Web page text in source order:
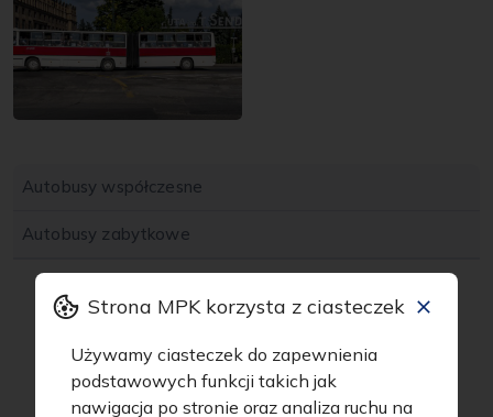
Autobusy współczesne
Autobusy zabytkowe
MAN SG242
Jelcz 181 MB3
IKARUS 280
Jelcz 021
MPK i Ekologia
Strona MPK korzysta z ciasteczek
Używamy ciasteczek do zapewnienia
podstawowych funkcji takich jak
nawigacja po stronie oraz analiza ruchu na